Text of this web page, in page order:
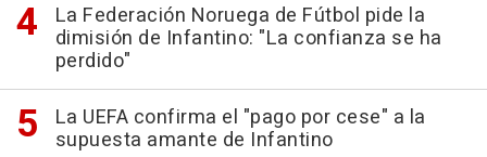
La Federación Noruega de Fútbol pide la
dimisión de Infantino: "La confianza se ha
perdido"
La UEFA confirma el "pago por cese" a la
supuesta amante de Infantino